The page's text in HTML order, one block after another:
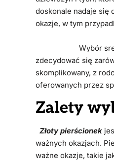
doskonale nadaje się
okazje, w tym
Wybór srebrnych
zdecydować się
skomplikowany, z
oferowanych przez
Zalety
Złoty pierścionek
ważnych okazjach.
ważne okazje, takie